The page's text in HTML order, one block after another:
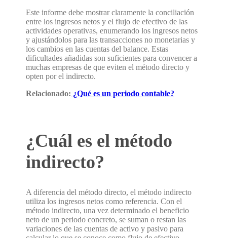
Este informe debe mostrar claramente la conciliación
entre los ingresos netos y el flujo de efectivo de las
actividades operativas, enumerando los ingresos netos
y ajustándolos para las transacciones no monetarias y
los cambios en las cuentas del balance. Estas
dificultades añadidas son suficientes para convencer a
muchas empresas de que eviten el método directo y
opten por el indirecto.
Relacionado: ¿Qué es un periodo contable?
¿Cuál es el método
indirecto?
A diferencia del método directo, el método indirecto
utiliza los ingresos netos como referencia. Con el
método indirecto, una vez determinado el beneficio
neto de un periodo concreto, se suman o restan las
variaciones de las cuentas de activo y pasivo para